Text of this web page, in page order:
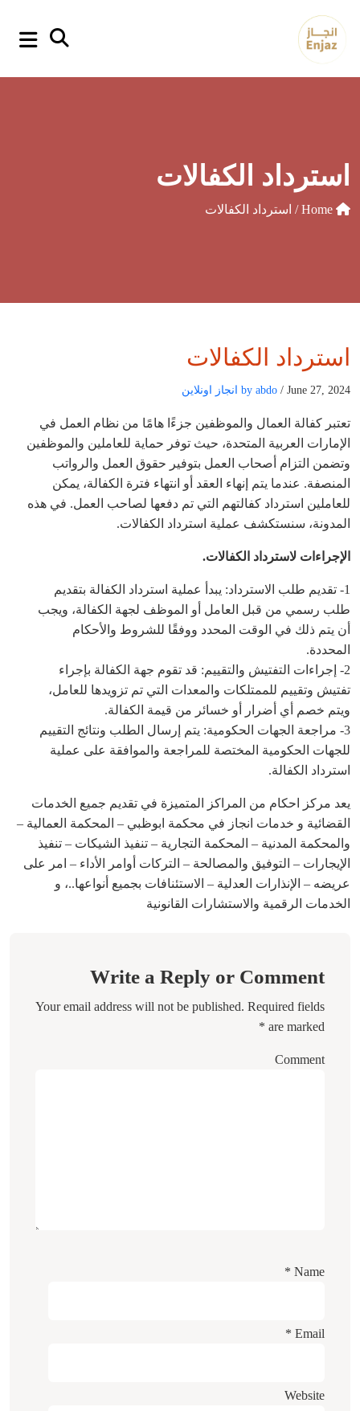
استرداد الكفالات
/ استرداد الكفالات
استرداد الكفالات
by abdo / June 27, 2024 انجاز اونلاين
تعتبر كفالة العمال والموظفين جزءًا هامًا من نظام العمل في
الإمارات العربية المتحدة، حيث توفر حماية للعاملين والموظفين
وتضمن التزام أصحاب العمل بتوفير حقوق العمل والرواتب
المنصفة. عندما يتم إنهاء العقد أو انتهاء فترة الكفالة، يمكن
للعاملين استرداد كفالتهم التي تم دفعها لصاحب العمل. في هذه
المدونة، سنستكشف عملية استرداد الكفالات.
الإجراءات لاسترداد الكفالات.
1- تقديم طلب الاسترداد: يبدأ عملية استرداد الكفالة بتقديم
طلب رسمي من قبل العامل أو الموظف لجهة الكفالة، ويجب
أن يتم ذلك في الوقت المحدد ووفقًا للشروط والأحكام
المحددة.
2- إجراءات التفتيش والتقييم: قد تقوم جهة الكفالة بإجراء
تفتيش وتقييم للممتلكات والمعدات التي تم تزويدها للعامل،
ويتم خصم أي أضرار أو خسائر من قيمة الكفالة.
3- مراجعة الجهات الحكومية: يتم إرسال الطلب ونتائج التقييم
للجهات الحكومية المختصة للمراجعة والموافقة على عملية
استرداد الكفالة.
يعد مركز احكام من المراكز المتميزة في تقديم جميع الخدمات
القضائية و خدمات انجاز في محكمة ابوظبي – المحكمة العمالية –
والمحكمة المدنية – المحكمة التجارية – تنفيذ الشيكات – تنفيذ
الإيجارات – التوفيق والمصالحة – التركات أوامر الأداء – امر على
عريضه – الإنذارات العدلية – الاستئنافات بجميع أنواعها..، و
الخدمات الرقمية والاستشارات القانونية
Write a Reply or Comment
Your email address will not be published. Required fields
are marked
*
Comment
Name
*
Email
*
Website